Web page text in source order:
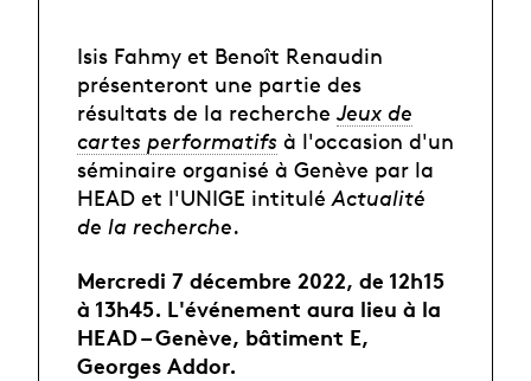
Isis Fahmy et Benoît Renaudin
présenteront une partie des
résultats de la rechercheJeux de
cartes performatifs à l'occasion d'un
séminaire organisé à Genève par la
HEAD et l'UNIGE intitulé Actualité
de la recherche.
Mercredi 7 décembre 2022, de 12h15
à 13h45. L'événement aura lieu à la
HEAD – Genève, bâtiment E,
Georges Addor.